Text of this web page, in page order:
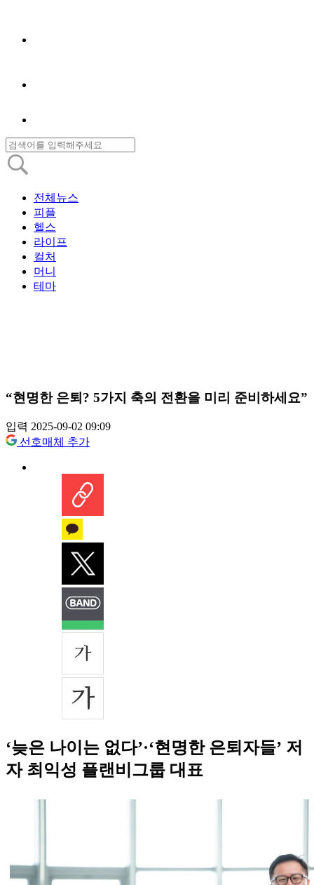
전체뉴스
피플
헬스
라이프
컬처
머니
테마
“현명한 은퇴? 5가지 축의 전환을 미리 준비하세요”
입력 2025-09-02 09:09
선호매체 추가
‘늦은 나이는 없다’·‘현명한 은퇴자들’ 저
자 최익성 플랜비그룹 대표